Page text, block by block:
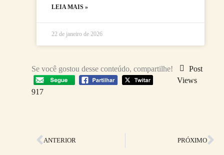
LEIA MAIS »
22 de janeiro de 2026
Se você gostou desse conteúdo, compartilhe!
Post
Views
917
Anterior
ANTERIOR PRÓXIMO